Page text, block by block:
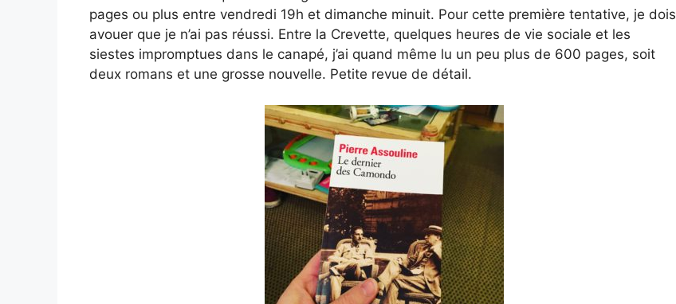
pages ou plus entre vendredi 19h et dimanche minuit. Pour cette première tentative, je dois
avouer que je n’ai pas réussi. Entre la Crevette, quelques heures de vie sociale et les
siestes impromptues dans le canapé, j’ai quand même lu un peu plus de 600 pages, soit
deux romans et une grosse nouvelle. Petite revue de détail.